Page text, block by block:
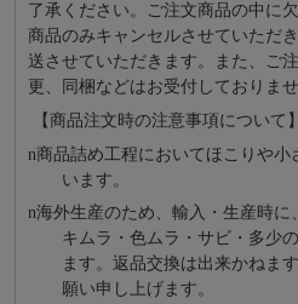
了承ください。ご注文商品の中に
商品のみキャンセルさせていただ
送させていただきます。また、ご
更、同梱などはお受付しておりませ
【商品注文時の注意事項について】
n商品詰め⼯程においてほこりや
います。
n海外⽣産のため、輸⼊・⽣産時に
キムラ・色ムラ・サビ・多少
ます。返品交換は出来かねま
願い申し上げます。